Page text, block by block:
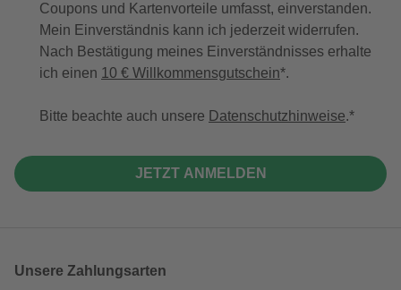
Coupons und Kartenvorteile umfasst, einverstanden.
Mein Einverständnis kann ich jederzeit widerrufen.
Nach Bestätigung meines Einverständnisses erhalte
ich einen 10 € Willkommensgutschein*.
Bitte beachte auch unsere Datenschutzhinweise.
JETZT ANMELDEN
Unsere Zahlungsarten